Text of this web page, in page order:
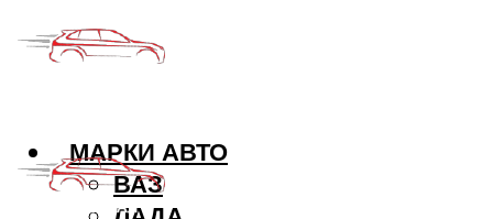
МАРКИ АВТО
ВАЗ